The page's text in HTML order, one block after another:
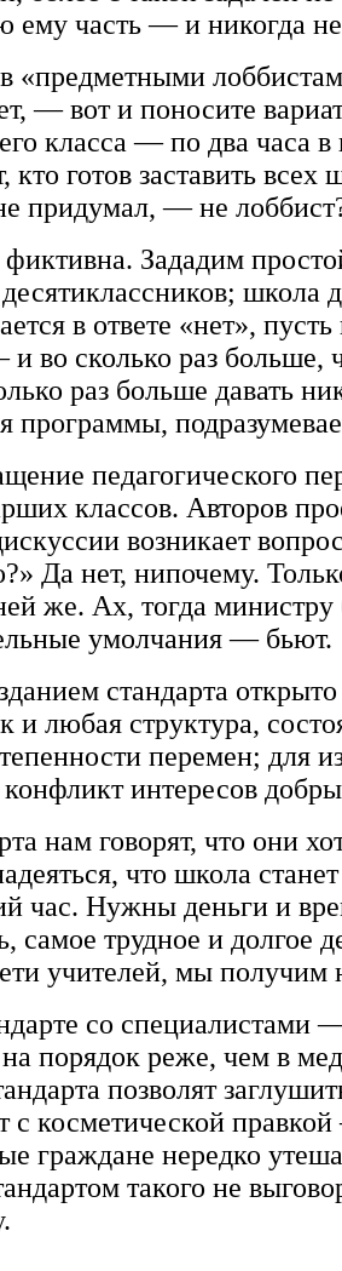
часть — и никогда
«предметными
— вот и поносите
класса — по два часа
готов заставить
придумал, — не
Зададим
в ответе «нет»,
во сколько раз
раз больше давать
классов. Авторов
возникает
Да нет, нипочему.
же. Ах, тогда министру
умолчания — бьют.
стандарта
и любая структура,
перемен; для
интересов
нам говорят, что они
что школа
час. Нужны деньги и
трудное и долгое
учителей, мы
со специалистами
порядок реже, чем в
позволят
с косметической
граждане нередко
такого не